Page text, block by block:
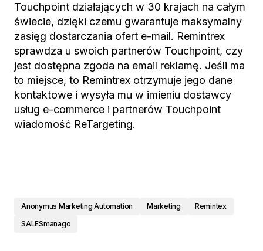
Touchpoint działających w 30 krajach na całym
świecie, dzięki czemu gwarantuje maksymalny
zasięg dostarczania ofert e-mail. Remintrex
sprawdza u swoich partnerów Touchpoint, czy
jest dostępna zgoda na email reklamę. Jeśli ma
to miejsce, to Remintrex otrzymuje jego dane
kontaktowe i wysyła mu w imieniu dostawcy
usług e-commerce i partnerów Touchpoint
wiadomość ReTargeting.
Anonymus Marketing Automation Marketing
Remintex
SALESmanago